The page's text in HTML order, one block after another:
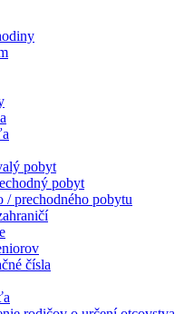
pobyt
pobyt
/ prechodného pobytu
čísla